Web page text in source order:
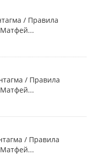
/ Правила
/ Правила
/ Правила